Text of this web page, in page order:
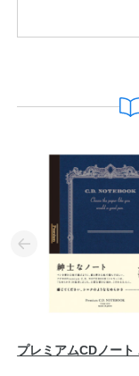
プレミアムCDノート